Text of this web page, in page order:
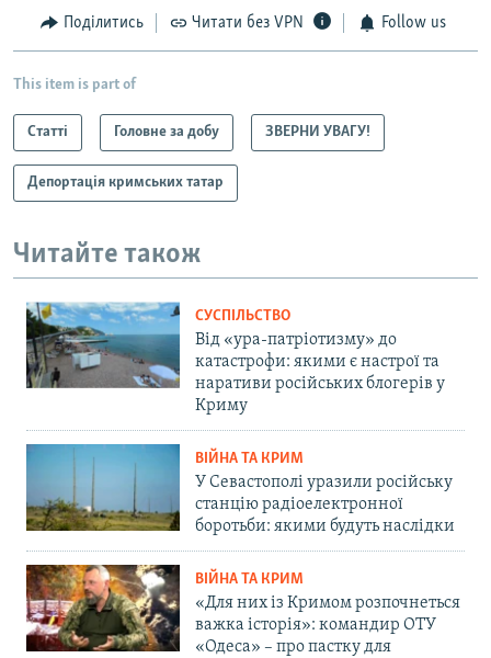
Поділитись Читати без VPN Follow us
This item is part of
Статті Головне за добу ЗВЕРНИ УВАГУ!
Депортація кримських татар
Читайте також
СУСПІЛЬСТВО
Від «ура-патріотизму» до
катастрофи: якими є настрої та
наративи російських блогерів у
Криму
ВІЙНА ТА КРИМ
У Севастополі уразили російську
станцію радіоелектронної
боротьби: якими будуть наслідки
ВІЙНА ТА КРИМ
«Для них із Кримом розпочнеться
важка історія»: командир ОТУ
«Одеса» – про пастку для